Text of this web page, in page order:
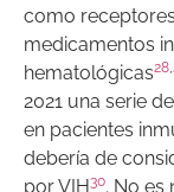
como
medicamentos
hematológicas28
2021 una serie
en pacientes
debería de
por VIH30. No es